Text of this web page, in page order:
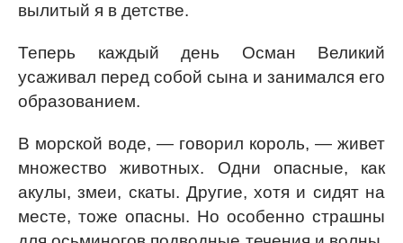
вылитый я в детстве.
Теперь каждый день Осман Великий
усаживал перед собой сына и занимался его
образованием.
В морской воде, — говорил король, — живет
множество животных. Одни опасные, как
акулы, змеи, скаты. Другие, хотя и сидят на
месте, тоже опасны. Но особенно страшны